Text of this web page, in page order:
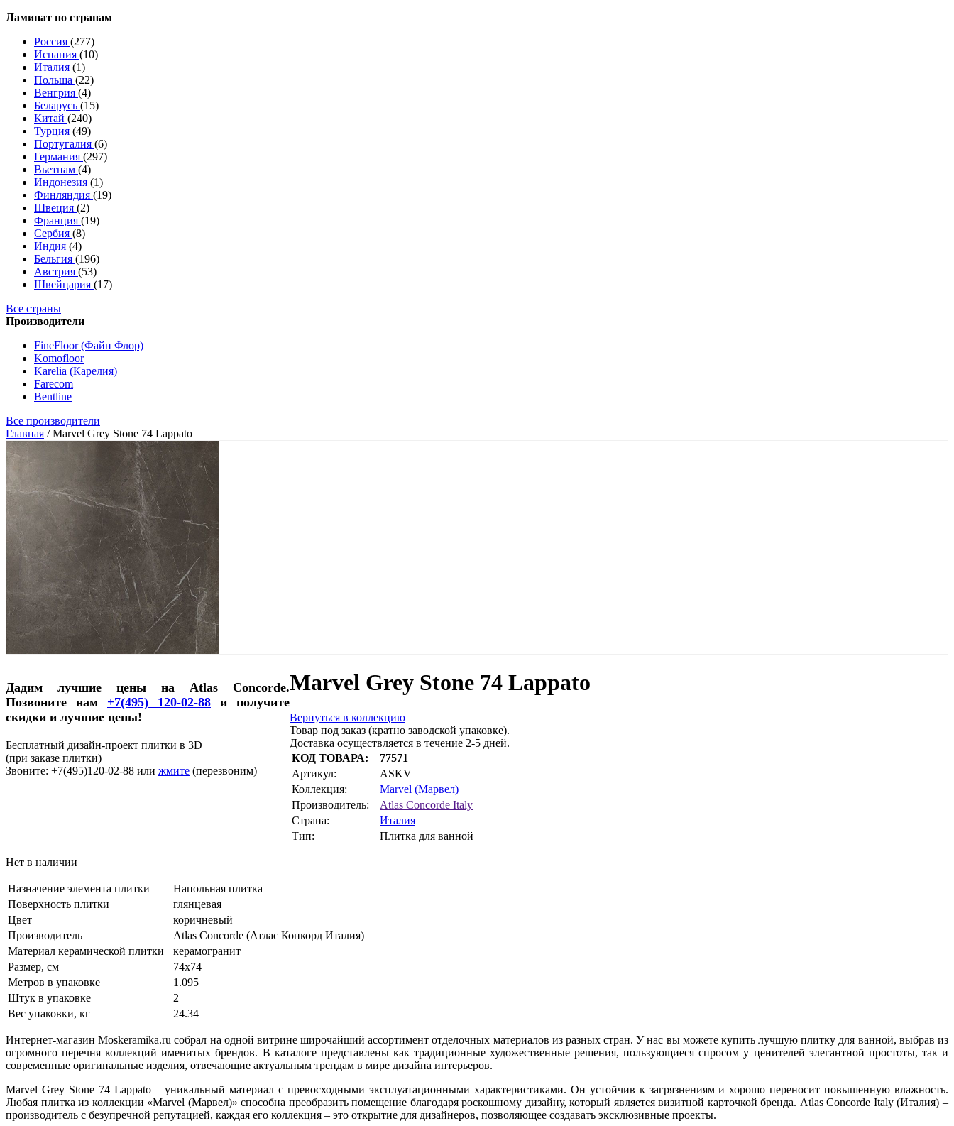
Ламинат по странам
Россия (277)
Испания (10)
Италия (1)
Польша (22)
Венгрия (4)
Беларусь (15)
Китай (240)
Турция (49)
Португалия (6)
Германия (297)
Вьетнам (4)
Индонезия (1)
Финляндия (19)
Швеция (2)
Франция (19)
Сербия (8)
Индия (4)
Бельгия (196)
Австрия (53)
Швейцария (17)
Все страны
Производители
FineFloor (Файн Флор)
Komofloor
Karelia (Карелия)
Farecom
Bentline
Все производители
Главная /Marvel Grey Stone 74 Lappato
Дадим лучшие цены на Atlas Concorde.
Позвоните нам +7(495) 120-02-88 и получите
скидки и лучшие цены!
Бесплатный дизайн-проект плитки в 3D
(при заказе плитки)
Звоните: +7(495)120-02-88 или жмите (перезвоним)
Marvel Grey Stone 74 Lappato
Вернуться в коллекцию
Товар под заказ (кратно заводской упаковке).
Доставка осуществляется в течение 2-5 дней.
КОД ТОВАРА:
77571
Артикул:
ASKV
Коллекция:
Marvel (Марвел)
Производитель:
Atlas Concorde Italy
Страна:
Италия
Тип:
Плитка для ванной
Нет в наличии
Назначение элемента плитки
Напольная плитка
Поверхность плитки
глянцевая
Цвет
коричневый
Производитель
Atlas Concorde (Атлас Конкорд Италия)
Материал керамической плитки
керамогранит
Размер, см
74x74
Метров в упаковке
1.095
Штук в упаковке
2
Вес упаковки, кг
24.34
Интернет-магазин Moskeramika.ru собрал на одной витрине широчайший ассортимент отделочных материалов из разных стран. У нас вы можете купить лучшую плитку для ванной, выбрав из
огромного перечня коллекций именитых брендов. В каталоге представлены как традиционные художественные решения, пользующиеся спросом у ценителей элегантной простоты, так и
современные оригинальные изделия, отвечающие актуальным трендам в мире дизайна интерьеров.
Marvel Grey Stone 74 Lappato – уникальный материал с превосходными эксплуатационными характеристиками. Он устойчив к загрязнениям и хорошо переносит повышенную влажность.
Любая плитка из коллекции «Marvel (Марвел)» способна преобразить помещение благодаря роскошному дизайну, который является визитной карточкой бренда. Atlas Concorde Italy (Италия) –
производитель с безупречной репутацией, каждая его коллекция – это открытие для дизайнеров, позволяющее создавать эксклюзивные проекты.